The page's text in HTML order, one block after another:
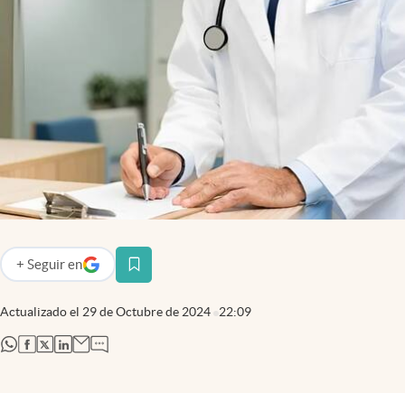
Eventos Corporativos
El Cronista Studio
Mediakit
abre en nueva pestaña
Argentina
Actualizado el 29 de Octubre de 2024 22:09
+ Seguir en
abre en nueva pestaña
abre en nueva pestaña
abre en nueva pestaña
abre en nueva pestaña
abre en nueva pestaña